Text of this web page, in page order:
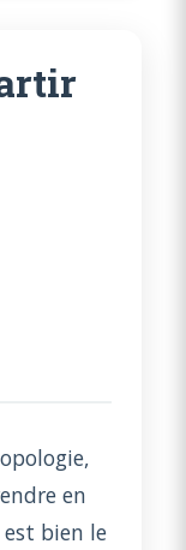
en
bien le